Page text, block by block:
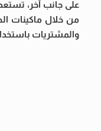
من خلال ماكينات
والمشتريات